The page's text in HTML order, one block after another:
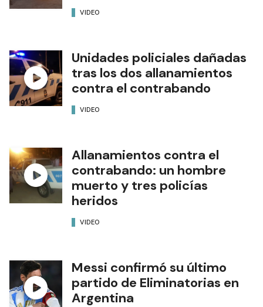
VIDEO
Unidades policiales dañadas
tras los dos allanamientos
contra el contrabando
VIDEO
Allanamientos contra el
contrabando: un hombre
muerto y tres policías
heridos
VIDEO
Messi confirmó su último
partido de Eliminatorias en
Argentina